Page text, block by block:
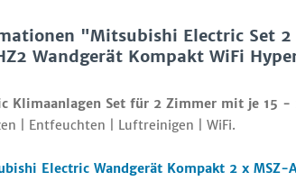
"Mitsubishi Electric Set 2
Wandgerät Kompakt WiFi
Klimaanlagen Set für 2 Zimmer mit je 15 -
| Entfeuchten | Luftreinigen | WiFi.
Electric Wandgerät Kompakt 2 x MSZ-